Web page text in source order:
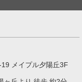
メイプル夕陽丘3F